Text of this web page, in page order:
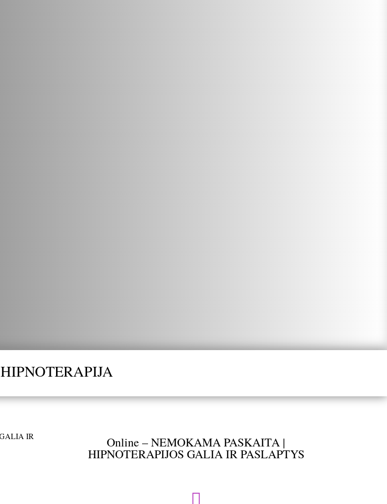
HIPNOTERAPIJA
Online – NEMOKAMA PASKAITA |
HIPNOTERAPIJOS GALIA IR PASLAPTYS
